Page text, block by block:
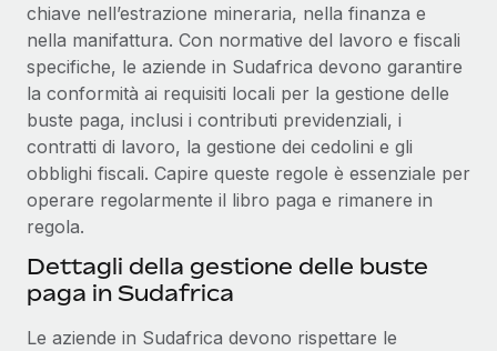
chiave nell’estrazione mineraria, nella finanza e
nella manifattura. Con normative del lavoro e fiscali
specifiche, le aziende in Sudafrica devono garantire
la conformità ai requisiti locali per la gestione delle
buste paga, inclusi i contributi previdenziali, i
contratti di lavoro, la gestione dei cedolini e gli
obblighi fiscali. Capire queste regole è essenziale per
operare regolarmente il libro paga e rimanere in
regola.
Dettagli della gestione delle buste
paga in Sudafrica
Le aziende in Sudafrica devono rispettare le